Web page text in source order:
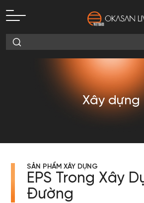
Xây dựng
SẢN PHẨM XÂY DỰNG
EPS Trong Xây
Đường